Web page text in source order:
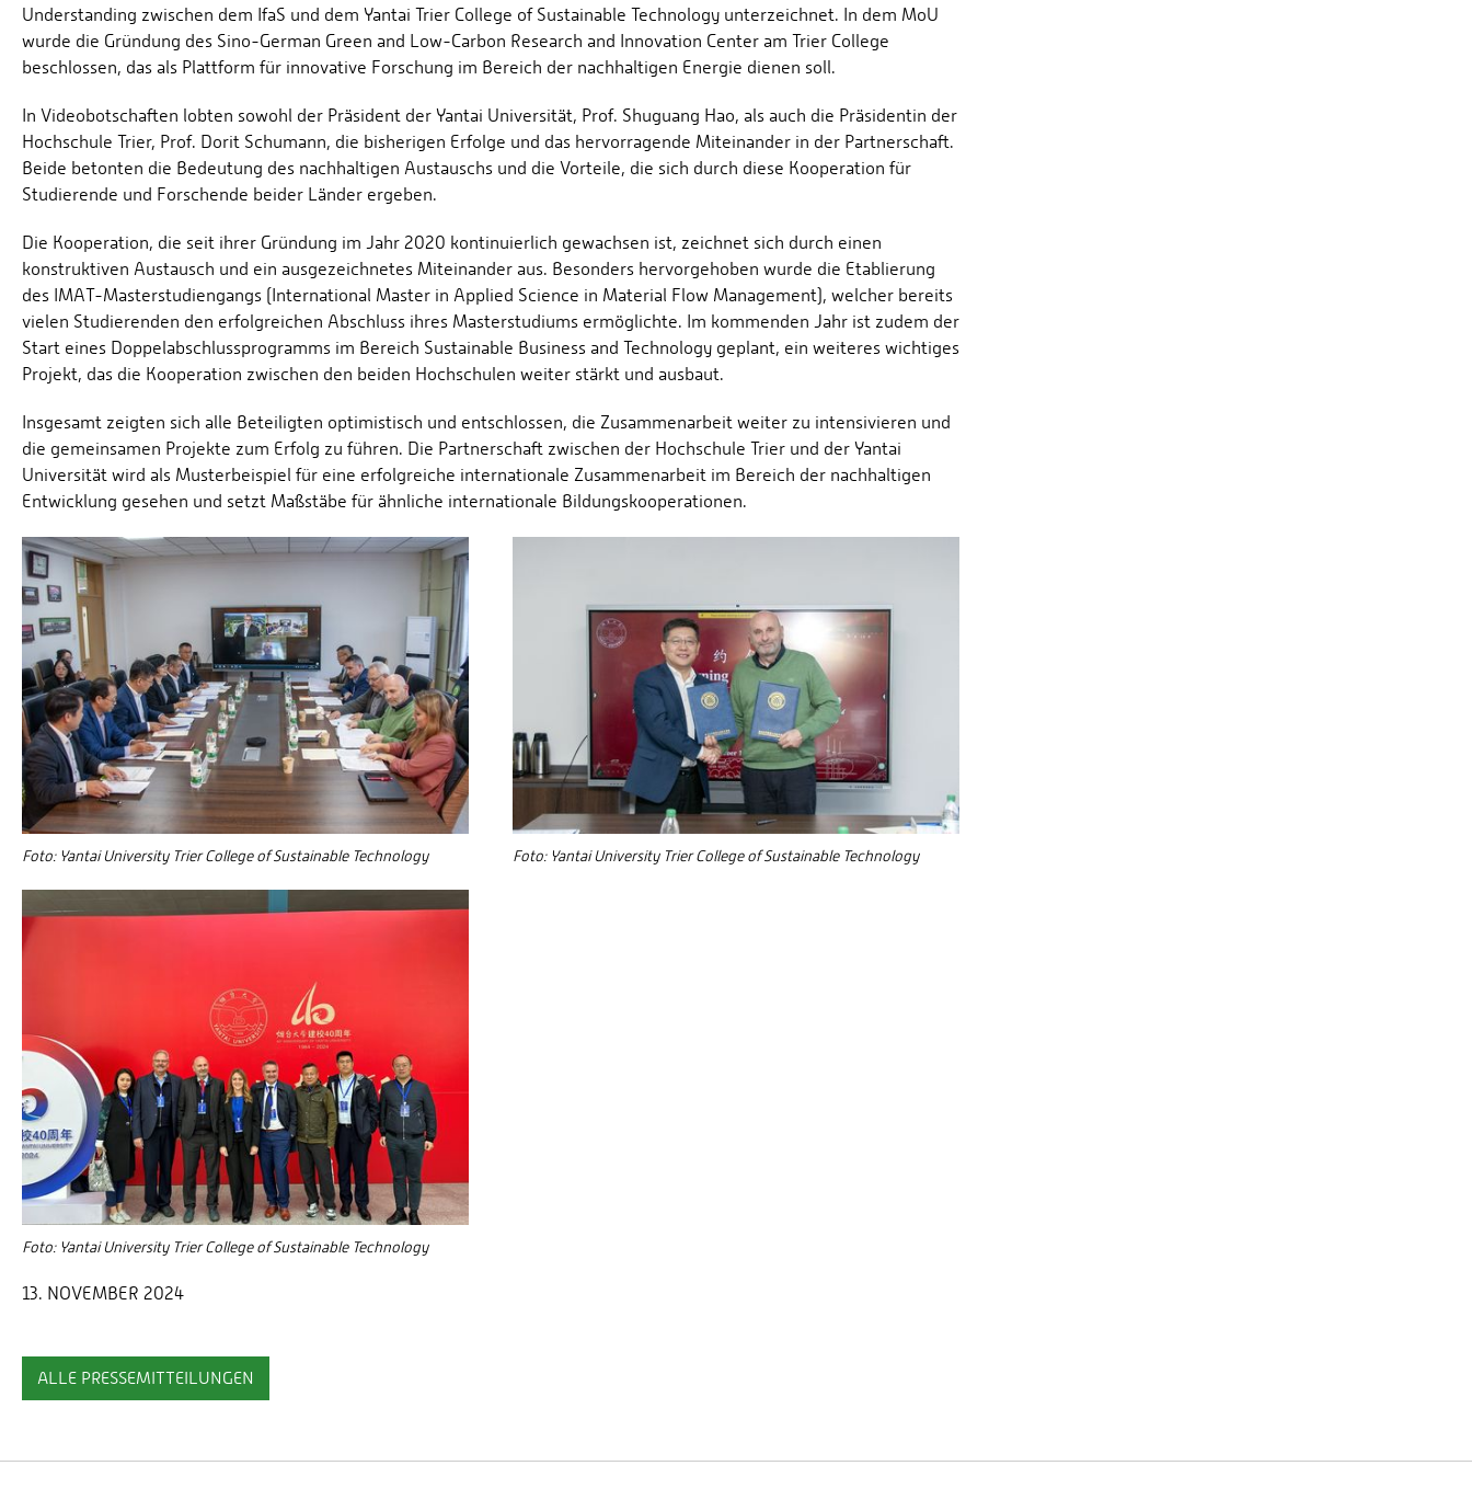
Understanding zwischen dem IfaS und dem Yantai Trier College of Sustainable Technology unterzeichnet. In dem MoU
wurde die Gründung des Sino-German Green and Low-Carbon Research and Innovation Center am Trier College
beschlossen, das als Plattform für innovative Forschung im Bereich der nachhaltigen Energie dienen soll.
In Videobotschaften lobten sowohl der Präsident der Yantai Universität, Prof. Shuguang Hao, als auch die Präsidentin der
Hochschule Trier, Prof. Dorit Schumann, die bisherigen Erfolge und das hervorragende Miteinander in der Partnerschaft.
Beide betonten die Bedeutung des nachhaltigen Austauschs und die Vorteile, die sich durch diese Kooperation für
Studierende und Forschende beider Länder ergeben.
Die Kooperation, die seit ihrer Gründung im Jahr 2020 kontinuierlich gewachsen ist, zeichnet sich durch einen
konstruktiven Austausch und ein ausgezeichnetes Miteinander aus. Besonders hervorgehoben wurde die Etablierung
des IMAT-Masterstudiengangs (International Master in Applied Science in Material Flow Management), welcher bereits
vielen Studierenden den erfolgreichen Abschluss ihres Masterstudiums ermöglichte. Im kommenden Jahr ist zudem der
Start eines Doppelabschlussprogramms im Bereich Sustainable Business and Technology geplant, ein weiteres wichtiges
Projekt, das die Kooperation zwischen den beiden Hochschulen weiter stärkt und ausbaut.
Insgesamt zeigten sich alle Beteiligten optimistisch und entschlossen, die Zusammenarbeit weiter zu intensivieren und
die gemeinsamen Projekte zum Erfolg zu führen. Die Partnerschaft zwischen der Hochschule Trier und der Yantai
Universität wird als Musterbeispiel für eine erfolgreiche internationale Zusammenarbeit im Bereich der nachhaltigen
Entwicklung gesehen und setzt Maßstäbe für ähnliche internationale Bildungskooperationen.
Foto: Yantai University Trier College of Sustainable Technology Foto: Yantai University Trier College of Sustainable Technology
Foto: Yantai University Trier College of Sustainable Technology
13. NOVEMBER 2024
ALLE PRESSEMITTEILUNGEN